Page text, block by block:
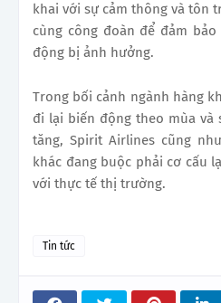
khai với sự cảm thông và tôn
cùng công đoàn để đảm
động bị ảnh hưởng.
Trong bối cảnh ngành hàng
đi lại biến động theo mùa và
tăng, Spirit Airlines cũng
khác đang buộc phải cơ cấu
với thực tế thị trường.
Tin tức